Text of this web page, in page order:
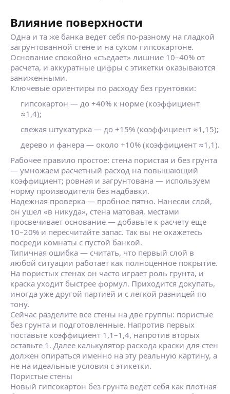
Влияние поверхности
Одна и та же банка ведет себя по‑разному на гладкой
загрунтованной стене и на сухом гипсокартоне.
Основание спокойно «съедает» лишние 10–40% от
расчета, и аккуратные цифры с этикетки оказываются
заниженными.
Ключевые ориентиры по расходу без грунтовки:
гипсокартон — до +40% к норме (коэффициент
≈1,4);
свежая штукатурка — до +15% (коэффициент ≈1,15);
дерево и фанера — около +10% (коэффициент ≈1,1).
Рабочее правило простое: стена пористая и без грунта
— умножаем расчетный расход на повышающий
коэффициент; ровная и загрунтована — используем
норму производителя без надбавки.
Надежная проверка — пробное пятно. Нанесли слой,
он ушел «в никуда», стена матовая, местами
просвечивает основание — добавьте к расчету еще
10–20% и пересчитайте запас. Так вы не окажетесь
посреди комнаты с пустой банкой.
Типичная ошибка — считать, что первый слой в
любой ситуации работает как полноценное покрытие.
На пористых стенах он часто играет роль грунта, и
краска уходит быстрее формул. Приходится докупать,
иногда уже другой партией и с легкой разницей по
тону.
Сейчас разделите все стены на две группы: пористые
без грунта и подготовленные. Напротив первых
поставьте коэффициент 1,1–1,4, напротив вторых
оставьте 1. Далее калькулятор расхода краски для стен
должен опираться именно на эту реальную картину, а
не на идеальные условия с этикетки.
Пористые стены
Новый гипсокартон без грунта ведет себя как плотная